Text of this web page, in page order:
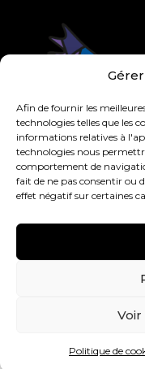
Afin de fournir les
technologies telles que les
informations relatives à
technologies nous
comportement de
fait de ne pas consentir ou
effet négatif sur certaines
Politique de